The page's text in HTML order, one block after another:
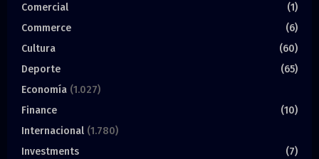
Comercial
(1)
Commerce
(6)
Cultura
(60)
Deporte
(65)
Economía (1.027)
Finance
(10)
Internacional (1.780)
Investments
(7)